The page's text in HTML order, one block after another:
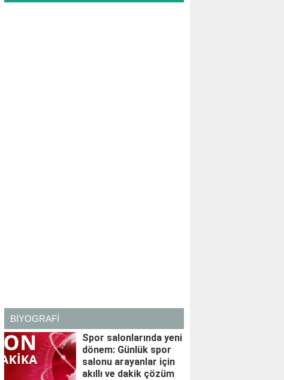
BİYOGRAFİ
Spor salonlarında yeni
dönem: Günlük spor
salonu arayanlar için
akıllı ve dakik çözüm